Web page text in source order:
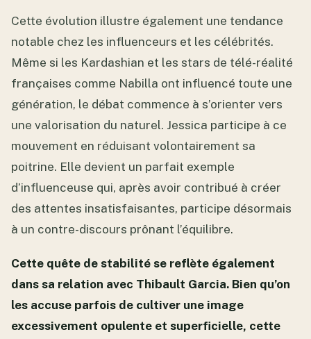
Cette évolution illustre également une tendance
notable chez les influenceurs et les célébrités.
Même si les Kardashian et les stars de télé-réalité
françaises comme Nabilla ont influencé toute une
génération, le débat commence à s’orienter vers
une valorisation du naturel. Jessica participe à ce
mouvement en réduisant volontairement sa
poitrine. Elle devient un parfait exemple
d’influenceuse qui, après avoir contribué à créer
des attentes insatisfaisantes, participe désormais
à un contre-discours prônant l’équilibre.
Cette quête de stabilité se reflète également
dans sa relation avec Thibault Garcia. Bien qu’on
les accuse parfois de cultiver une image
excessivement opulente et superficielle, cette